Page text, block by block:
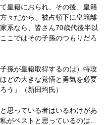
皇籍におられ、その後、皇籍
々だから、被占領下に皇籍離
系なら、皆さん70歳代後半以
ここではその子孫のつもりだろ
子孫が皇籍取得するのは）特攻
どの大きな覚悟と勇気を必要
う」（新田均氏）
と思っている者はいるわけがあ
がベストと思っているのは…